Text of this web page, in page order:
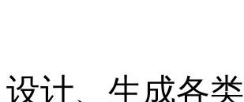
设计、生成各